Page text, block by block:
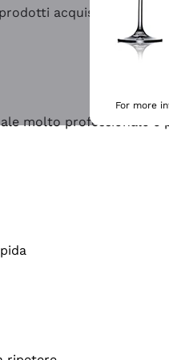
acquistati
molto professionale
For more